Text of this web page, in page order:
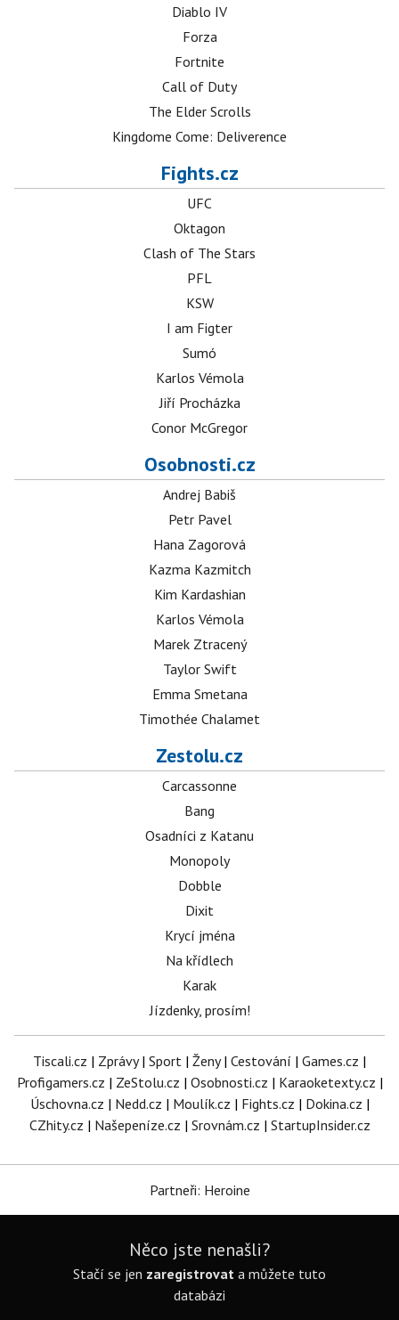
Diablo IV
Forza
Fortnite
Call of Duty
The Elder Scrolls
Kingdome Come: Deliverence
Fights.cz
UFC
Oktagon
Clash of The Stars
PFL
KSW
I am Figter
Sumó
Karlos Vémola
Jiří Procházka
Conor McGregor
Osobnosti.cz
Andrej Babiš
Petr Pavel
Hana Zagorová
Kazma Kazmitch
Kim Kardashian
Karlos Vémola
Marek Ztracený
Taylor Swift
Emma Smetana
Timothée Chalamet
Zestolu.cz
Carcassonne
Bang
Osadníci z Katanu
Monopoly
Dobble
Dixit
Krycí jména
Na křídlech
Karak
Jízdenky, prosím!
Tiscali.cz | Zprávy| Sport | Ženy| Cestování | Games.cz |
Profigamers.cz | ZeStolu.cz | Osobnosti.cz | Karaoketexty.cz |
Úschovna.cz | Nedd.cz | Moulík.cz | Fights.cz | Dokina.cz |
CZhity.cz | Našepeníze.cz | Srovnám.cz | StartupInsider.cz
Partneři: Heroine
Něco jste nenašli?
Stačí se jen zaregistrovat a můžete tuto
databázi